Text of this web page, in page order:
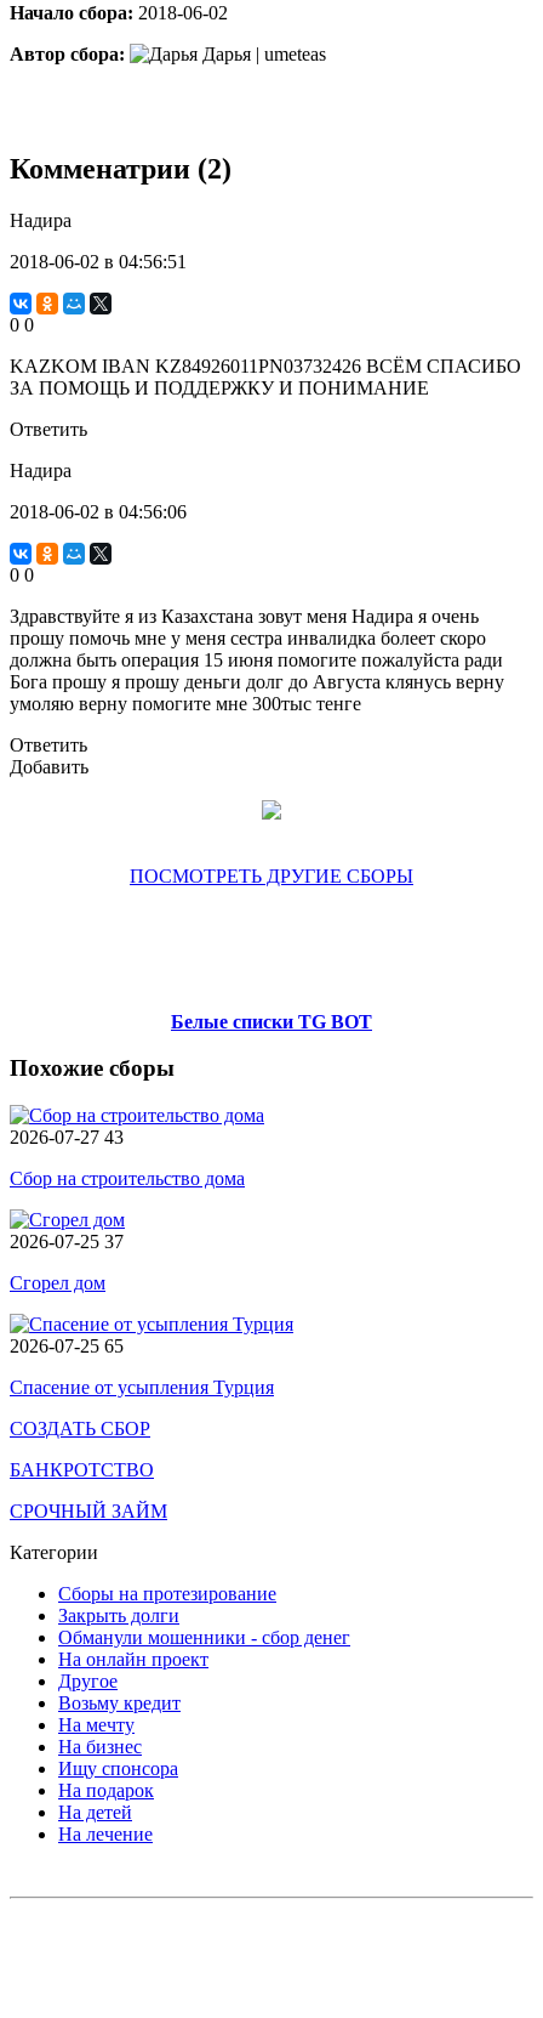
Начало сбора: 2018-06-02
Автор сбора:
Дарья | umeteas
Комменатрии (2)
Надира
2018-06-02 в 04:56:51
0 0
KAZKOM IBAN KZ84926011PN03732426 ВСЁМ СПАСИБО
ЗА ПОМОЩЬ И ПОДДЕРЖКУ И ПОНИМАНИЕ
Ответить
Надира
2018-06-02 в 04:56:06
0 0
Здравствуйте я из Казахстана зовут меня Надира я очень
прошу помочь мне у меня сестра инвалидка болеет скоро
должна быть операция 15 июня помогите пожалуйста ради
Бога прошу я прошу деньги долг до Августа клянусь верну
умоляю верну помогите мне 300тыс тенге
Ответить
Добавить
ПОСМОТРЕТЬ ДРУГИЕ СБОРЫ
Белые списки TG BOT
Похожие сборы
2026-07-27 43
Сбор на строительство дома
2026-07-25 37
Сгорел дом
2026-07-25 65
Спасение от усыпления Турция
СОЗДАТЬ СБОР
БАНКРОТСТВО
СРОЧНЫЙ ЗАЙМ
Категории
Сборы на протезирование
Закрыть долги
Обманули мошенники - сбор денег
На онлайн проект
Другое
Возьму кредит
На мечту
На бизнес
Ищу спонсора
На подарок
На детей
На лечение